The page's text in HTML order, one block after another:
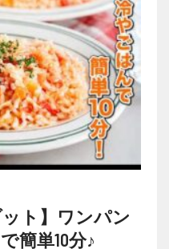
ト】ワンパン
簡単10分♪